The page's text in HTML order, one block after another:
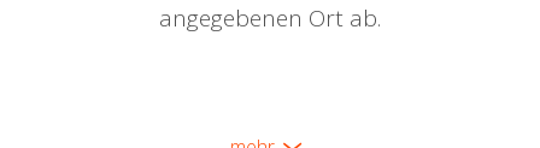
angegebenen Ort ab.